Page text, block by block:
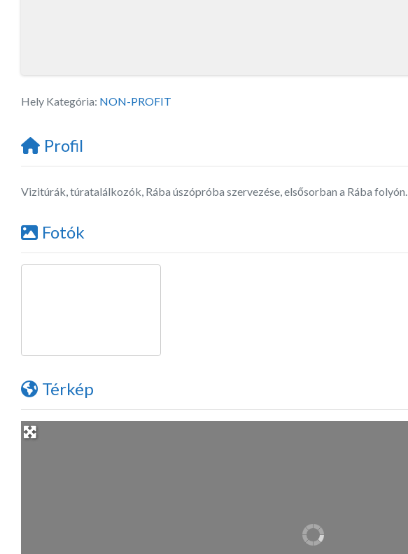
Hely Kategória: NON-PROFIT
Profil
Vizitúrák, túratalálkozók, Rába úszópróba szervezése, elsősorban a Rába folyón.
Fotók
Térkép